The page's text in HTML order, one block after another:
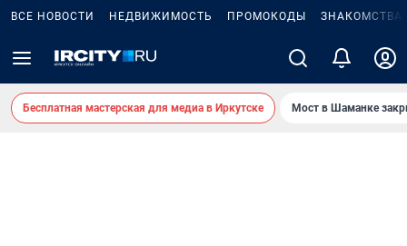
ВСЕ НОВОСТИ НЕДВИЖИМОСТЬ ПРОМОКОДЫ ЗНАКОМСТВА
Бесплатная мастерская для медиа в Иркутске Мост в Шаманке